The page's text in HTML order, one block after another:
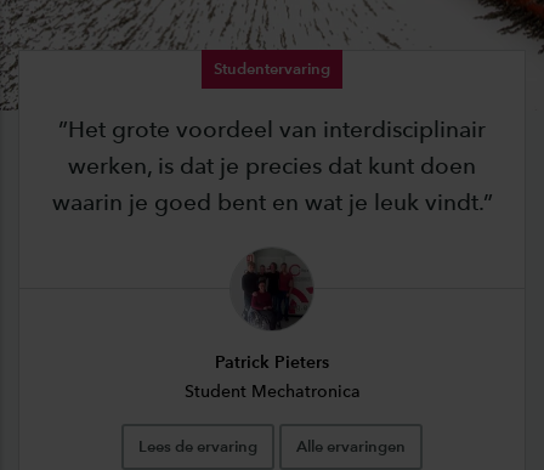
Studentervaring
Het grote voordeel van interdisciplinair
werken, is dat je precies dat kunt doen
waarin je goed bent en wat je leuk vindt.
Patrick Pieters
Student Mechatronica
Lees de ervaring Alle ervaringen